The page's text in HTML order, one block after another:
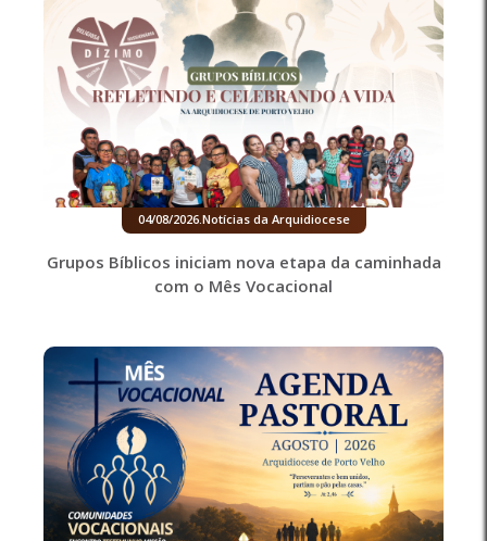
04/08/2026.Notícias da Arquidiocese
Grupos Bíblicos iniciam nova etapa da caminhada
com o Mês Vocacional